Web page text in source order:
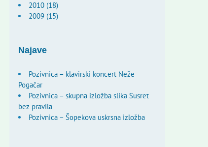
2010 (18)
2009 (15)
Najave
Pozivnica – klavirski koncert Neže
Pogačar
Pozivnica – skupna izložba slika Susret
bez pravila
Pozivnica – Šopekova uskrsna izložba